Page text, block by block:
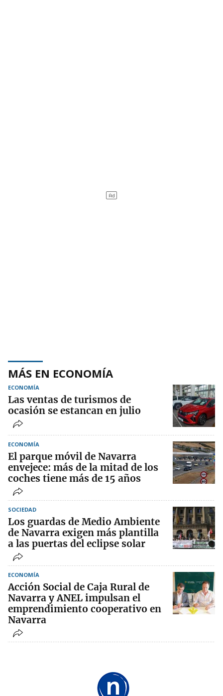
MÁS EN ECONOMÍA
ECONOMÍA
Las ventas de turismos de
ocasión se estancan en julio
ECONOMÍA
El parque móvil de Navarra
envejece: más de la mitad de los
coches tiene más de 15 años
SOCIEDAD
Los guardas de Medio Ambiente
de Navarra exigen más plantilla
a las puertas del eclipse solar
ECONOMÍA
Acción Social de Caja Rural de
Navarra y ANEL impulsan el
emprendimiento cooperativo en
Navarra